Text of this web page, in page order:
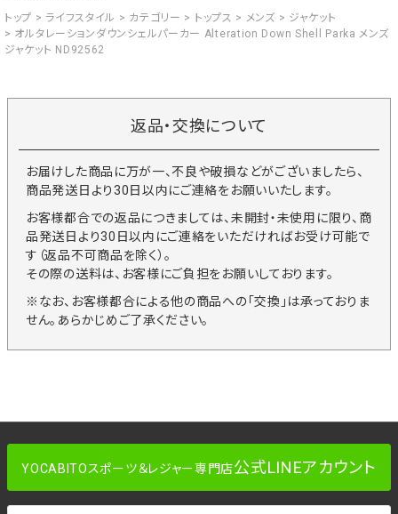
トップ
ライフスタイル カテゴリー トップス メンズ
ジャケット
オルタレーションダウンシェルパーカー Alteration Down Shell Parka メンズ
ジャケット ND92562
返品・交換について
お届けした商品に万が一、不良や破損などがございましたら、
商品発送日より30日以内にご連絡をお願いいたします。
お客様都合での返品につきましては、未開封・未使用に限り、商
品発送日より30日以内にご連絡をいただければお受け可能で
す（返品不可商品を除く）。
その際の送料は、お客様にご負担をお願いしております。
※なお、お客様都合による他の商品への「交換」は承っておりま
せん。あらかじめご了承ください。
YOCABITOスポーツ＆レジャー専門店公式LINEアカウント